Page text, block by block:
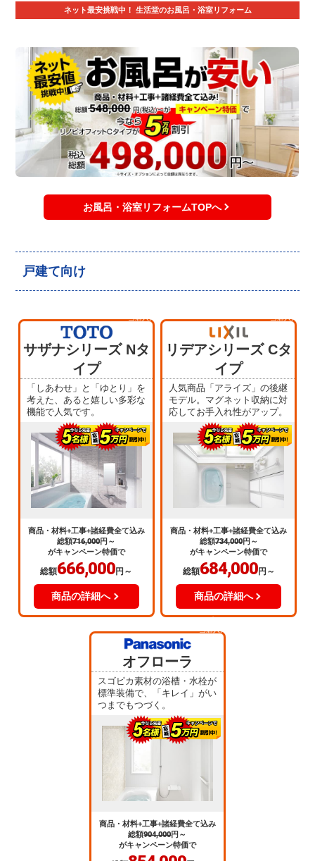
ネット最安挑戦中！ 生活堂のお風呂・浴室リフォーム
お風呂・浴室リフォームTOPへ
戸建て向け
サザナシリーズ Nタ
イプ
「しあわせ」と「ゆとり」を
考えた、あると嬉しい多彩な
機能で人気です。
商品・材料+工事+諸経費全て込み
総額716,000円～
がキャンペーン特価で
総額666,000円～
商品の詳細へ
リデアシリーズ Cタ
イプ
人気商品「アライズ」の後継
モデル。マグネット収納に対
応してお手入れ性がアップ。
商品・材料+工事+諸経費全て込み
総額734,000円～
がキャンペーン特価で
総額684,000円～
商品の詳細へ
オフローラ
スゴピカ素材の浴槽・水栓が
標準装備で、「キレイ」がい
つまでもつづく。
商品・材料+工事+諸経費全て込み
総額904,000円～
がキャンペーン特価で
当店人気